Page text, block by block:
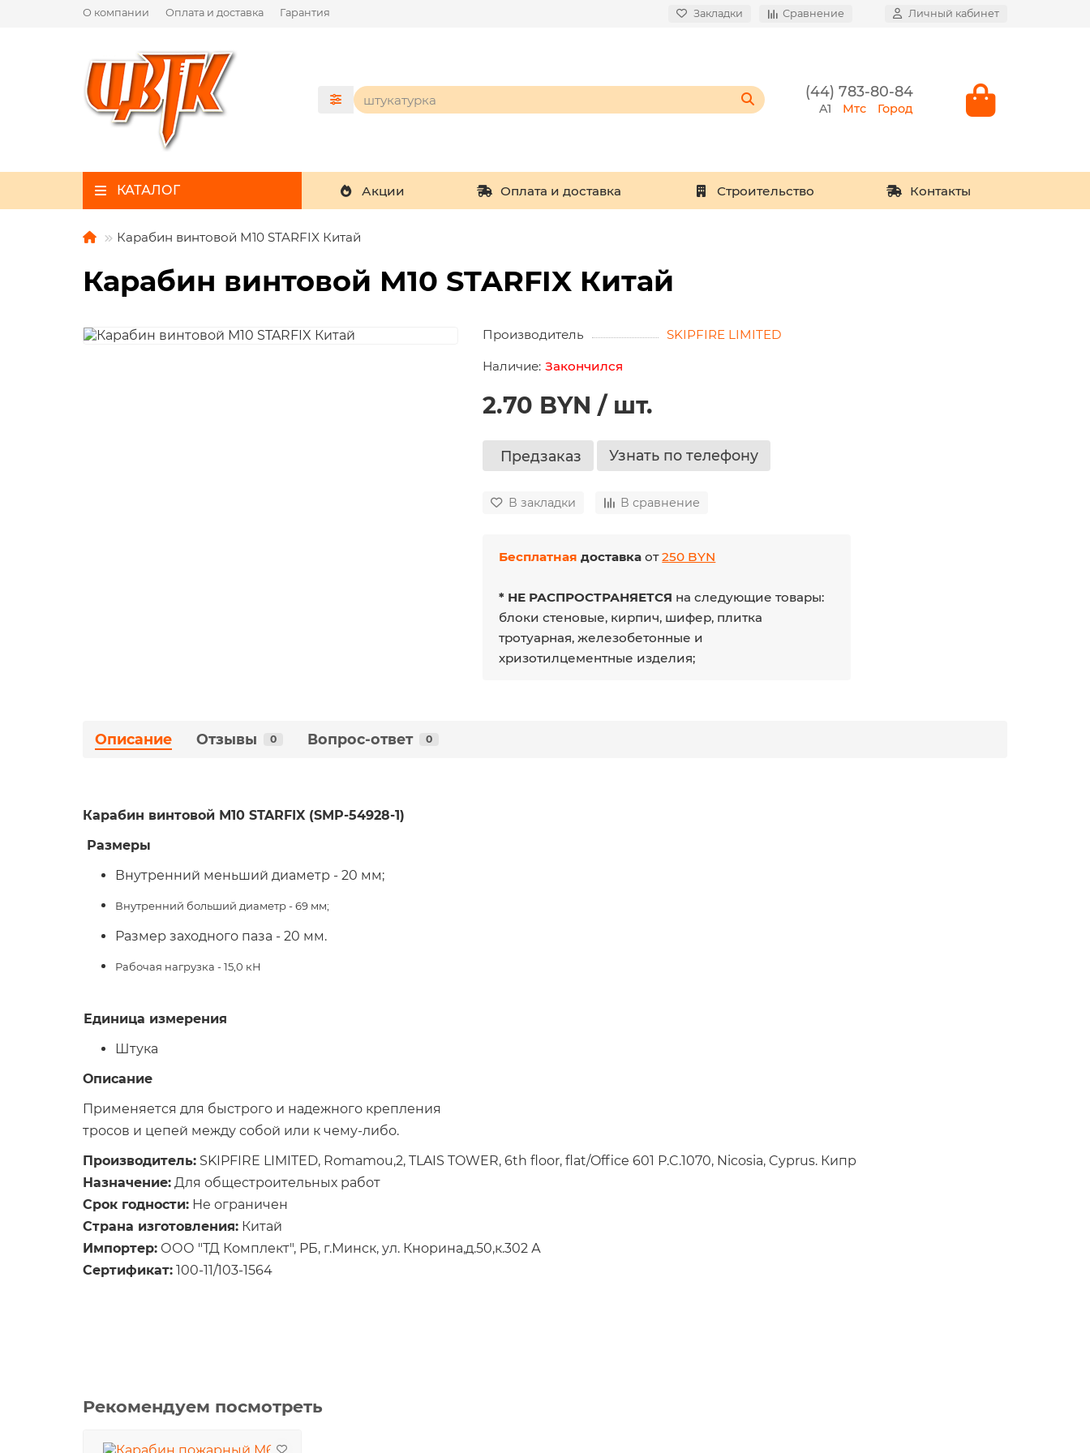
О компании Оплата и доставка Гарантия Закладки Сравнение Личный кабинет
(44) 783-80-84
A1 Мтс Город
КАТАЛОГ Акции Оплата и доставка Строительство Контакты
Карабин винтовой М10 STARFIX Китай
Карабин винтовой М10 STARFIX Китай
Производитель SKIPFIRE LIMITED
Закончился
2.70 BYN / шт.
Предзаказ Узнать по телефону
В закладки В сравнение
Бесплатная доставка от250 BYN
* НЕ РАСПРОСТРАНЯЕТСЯ на следующие товары:
блоки стеновые, кирпич, шифер, плитка
тротуарная, железобетонные и
хризотилцементные изделия;
Описание Отзывы 0 Вопрос-ответ 0
Карабин винтовой М10 STARFIX (SMP-54928-1)
Размеры
Внутренний меньший диаметр - 20 мм;
Внутренний больший диаметр - 69 мм;
Размер заходного паза - 20 мм.
Рабочая нагрузка - 15,0 кН
Единица измерения
Штука
Описание
Применяется для быстрого и надежного крепления
тросов и цепей между собой или к чему-либо.
Производитель: SKIPFIRE LIMITED, Romamou,2, TLAIS TOWER, 6th floor, flat/Office 601 P.C.1070, Nicosia, Cyprus. Кипр
Назначение: Для общестроительных работ
Срок годности: Не ограничен
Страна изготовления: Китай
Импортер: ООО "ТД Комплект", РБ, г.Минск, ул. Кнорина,д.50,к.302 А
Сертификат: 100-11/103-1564
Рекомендуем посмотреть